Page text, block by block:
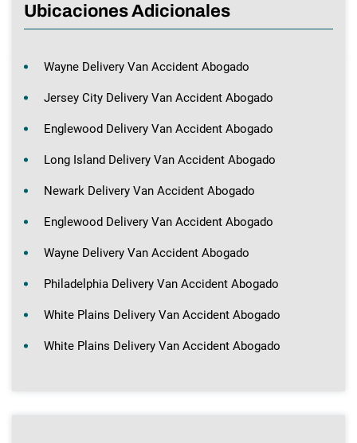
Ubicaciones Adicionales
Wayne Delivery Van Accident Abogado
Jersey City Delivery Van Accident Abogado
Englewood Delivery Van Accident Abogado
Long Island Delivery Van Accident Abogado
Newark Delivery Van Accident Abogado
Englewood Delivery Van Accident Abogado
Wayne Delivery Van Accident Abogado
Philadelphia Delivery Van Accident Abogado
White Plains Delivery Van Accident Abogado
White Plains Delivery Van Accident Abogado